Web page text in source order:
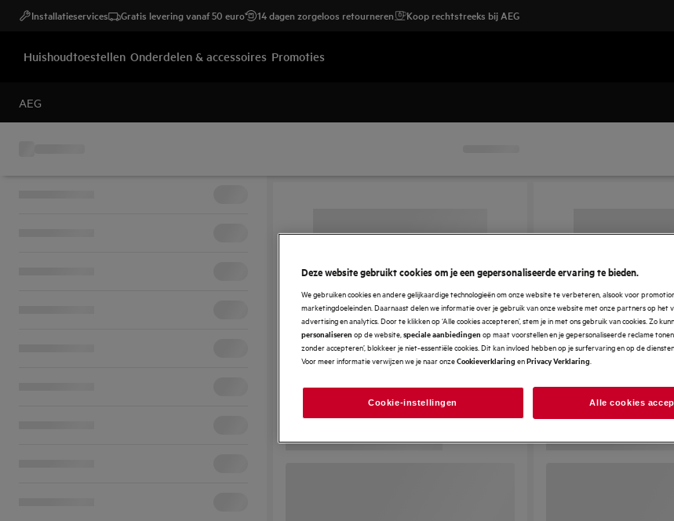
Installatieservices Gratis levering vanaf 50 euro 14 dagen zorgeloos retourneren Koop rechtstreeks bij AEG
Huishoudtoestellen Onderdelen & accessoires Promoties
AEG
Deze website gebruikt cookies om je een gepersonaliseerde ervaring te bieden.
We gebruiken cookies en andere gelijkaardige technologieën om onze website te verbeteren, alsook voor
marketingdoeleinden. Daarnaast delen we informatie over je gebruik van onze website met onze partners op het
advertising en analytics. Door te klikken op ‘Alle cookies accepteren’, stem je in met ons gebruik van cookies. Zo
personaliseren op de website, speciale aanbiedingen op maat voorstellen en je gepersonaliseerde reclame
zonder accepteren’, blokkeer je niet-essentiële cookies. Dit kan invloed hebben op je surfervaring en op de
Voor meer informatie verwijzen we je naar onzeCookieverklaring enPrivacy Verklaring
Cookie-instellingen Alle cookies